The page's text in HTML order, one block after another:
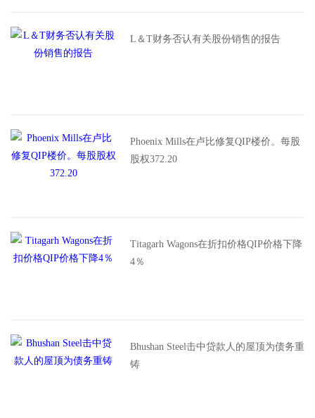
L＆T财务否认有关股份销售的报告
Phoenix Mills在卢比修复QIP楼价。每股
股权372.20
Titagarh Wagons在折扣价格QIP价格下降
4％
Bhushan Steel击中贷款人的屋顶为债务重
铸